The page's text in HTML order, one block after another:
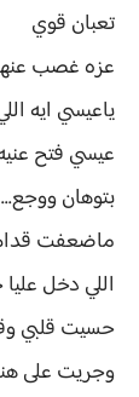
تعبان قوي
عزه غصب
ياعيسي ايه
عيسي فتح
بتوهان
ماضعفت
اللي دخل
حسيت قلبي
وجريت على